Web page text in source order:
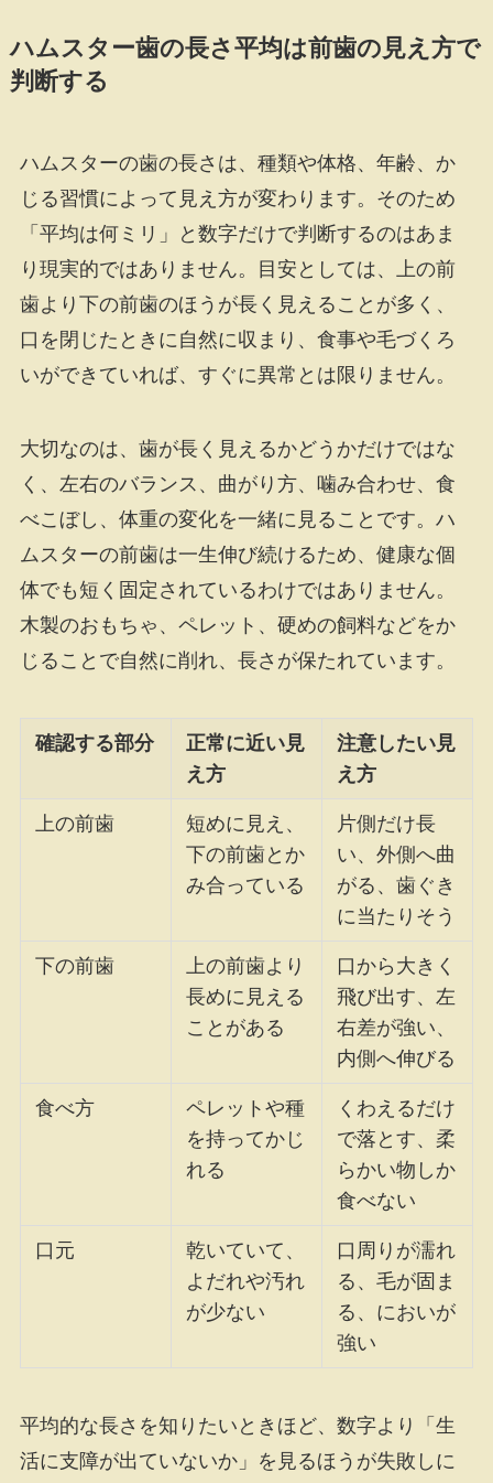
ハムスター歯の長さ平均は前歯の見え方で
判断する
ハムスターの歯の長さは、種類や体格、年齢、か
じる習慣によって見え方が変わります。そのため
「平均は何ミリ」と数字だけで判断するのはあま
り現実的ではありません。目安としては、上の前
歯より下の前歯のほうが長く見えることが多く、
口を閉じたときに自然に収まり、食事や毛づくろ
いができていれば、すぐに異常とは限りません。
大切なのは、歯が長く見えるかどうかだけではな
く、左右のバランス、曲がり方、噛み合わせ、食
べこぼし、体重の変化を一緒に見ることです。ハ
ムスターの前歯は一生伸び続けるため、健康な個
体でも短く固定されているわけではありません。
木製のおもちゃ、ペレット、硬めの飼料などをか
じることで自然に削れ、長さが保たれています。
確認する部分
正常に近い見
え方
注意したい見
え方
上の前歯
短めに見え、
下の前歯とか
み合っている
片側だけ長
い、外側へ曲
がる、歯ぐき
に当たりそう
下の前歯
上の前歯より
長めに見える
ことがある
口から大きく
飛び出す、左
右差が強い、
内側へ伸びる
食べ方
ペレットや種
を持ってかじ
れる
くわえるだけ
で落とす、柔
らかい物しか
食べない
口元
乾いていて、
よだれや汚れ
が少ない
口周りが濡れ
る、毛が固ま
る、においが
強い
平均的な長さを知りたいときほど、数字より「生
活に支障が出ていないか」を見るほうが失敗しに